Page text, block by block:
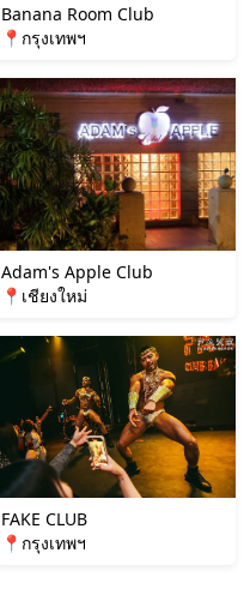
Banana Room Club
📍กรุงเทพฯ
Adam's Apple Club
📍เชียงใหม่
FAKE CLUB
📍กรุงเทพฯ